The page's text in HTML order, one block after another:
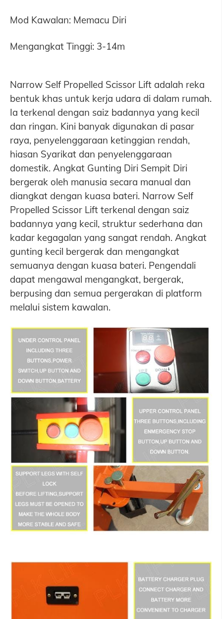
Mod Kawalan: Memacu Diri
Mengangkat Tinggi: 3-14m
Narrow Self Propelled Scissor Lift adalah reka
bentuk khas untuk kerja udara di dalam rumah.
Ia terkenal dengan saiz badannya yang kecil
dan ringan. Kini banyak digunakan di pasar
raya, penyelenggaraan ketinggian rendah,
hiasan Syarikat dan penyelenggaraan
domestik. Angkat Gunting Diri Sempit Diri
bergerak oleh manusia secara manual dan
diangkat dengan kuasa bateri. Narrow Self
Propelled Scissor Lift terkenal dengan saiz
badannya yang kecil, struktur sederhana dan
kadar kegagalan yang sangat rendah. Angkat
gunting kecil bergerak dan mengangkat
semuanya dengan kuasa bateri. Pengendali
dapat mengawal mengangkat, bergerak,
berpusing dan semua pergerakan di platform
melalui sistem kawalan.